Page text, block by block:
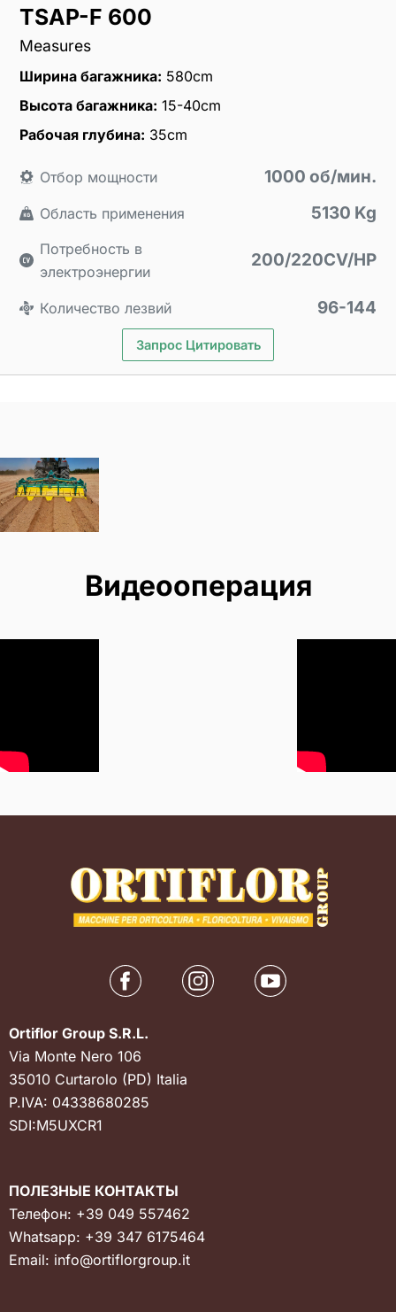
TSAP-F 600
Measures
Ширина багажника: 580cm
Высота багажника: 15-40cm
Рабочая глубина: 35cm
Отбор мощности 1000 об/мин.
Область применения 5130 Kg
Потребность в
электроэнергии
200/220CV/HP
Количество лезвий 96-144
Запрос Цитировать
Видеооперация
Ortiflor Group S.R.L.
Via Monte Nero 106
35010 Curtarolo (PD) Italia
P.IVA: 04338680285
SDI:M5UXCR1
ПОЛЕЗНЫЕ КОНТАКТЫ
Телефон: +39 049 557462
Whatsapp: +39 347 6175464
Email: info@ortiflorgroup.it